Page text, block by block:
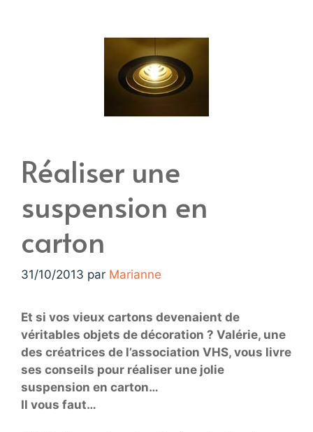
Réaliser une
suspension en
carton
31/10/2013 par Marianne
Et si vos vieux cartons devenaient de
véritables objets de décoration ? Valérie, une
des créatrices de l’association VHS, vous livre
ses conseils pour réaliser une jolie
suspension en carton…
Il vous faut…